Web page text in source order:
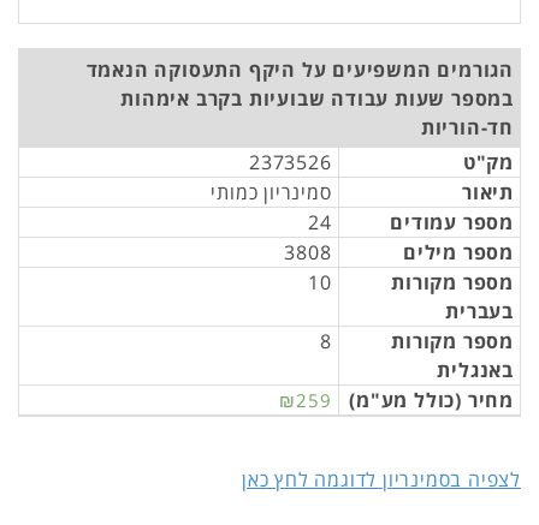
הגורמים המשפיעים על היקף התעסוקה הנאמד
במספר שעות עבודה שבועיות בקרב אימהות
חד-הוריות
מק"ט
2373526
תיאור
סמינריון כמותי
מספר עמודים
24
מספר מילים
3808
מספר מקורות
בעברית
10
מספר מקורות
באנגלית
8
מחיר (כולל מע"מ) ₪259
לצפיה בסמינריון לדוגמה לחץ כאן